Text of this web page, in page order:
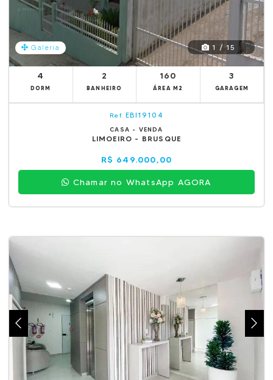
Galeria 1 / 15
4
DORM
2
BANHEIRO
160
ÁREA M2
3
GARAGEM
Ref. EBI19104
CASA - VENDA
LIMOEIRO - BRUSQUE
R$ 649.000,00
Chamar no WhatsApp AGORA